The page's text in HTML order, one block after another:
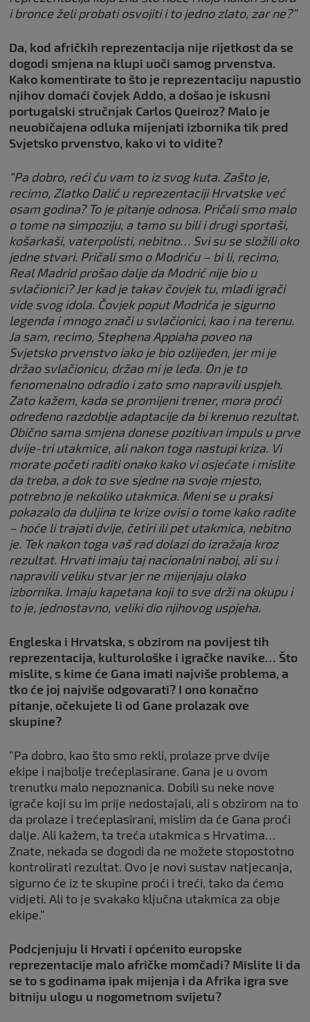
i bronce želi probati osvojiti i to jedno zlato, zar ne?”
Da, kod afričkih reprezentacija nije rijetkost da se
dogodi smjena na klupi uoči samog prvenstva.
Kako komentirate to što je reprezentaciju napustio
njihov domaći čovjek Addo, a došao je iskusni
portugalski stručnjak Carlos Queiroz? Malo je
neuobičajena odluka mijenjati izbornika tik pred
Svjetsko prvenstvo, kako vi to vidite?
“Pa dobro, reći ću vam to iz svog kuta. Zašto je,
recimo, Zlatko Dalić u reprezentaciji Hrvatske već
osam godina? To je pitanje odnosa. Pričali smo malo
o tome na simpoziju, a tamo su bili i drugi sportaši,
košarkaši, vaterpolisti, nebitno… Svi su se složili oko
jedne stvari. Pričali smo o Modriću – bi li, recimo,
Real Madrid prošao dalje da Modrić nije bio u
svlačionici? Jer kad je takav čovjek tu, mlađi igrači
vide svog idola. Čovjek poput Modrića je sigurno
legenda i mnogo znači u svlačionici, kao i na terenu.
Ja sam, recimo, Stephena Appiaha poveo na
Svjetsko prvenstvo iako je bio ozlijeđen, jer mi je
držao svlačionicu, držao mi je leđa. On je to
fenomenalno odradio i zato smo napravili uspjeh.
Zato kažem, kada se promijeni trener, mora proći
određeno razdoblje adaptacije da bi krenuo rezultat.
Obično sama smjena donese pozitivan impuls u prve
dvije-tri utakmice, ali nakon toga nastupi kriza. Vi
morate početi raditi onako kako vi osjećate i mislite
da treba, a dok to sve sjedne na svoje mjesto,
potrebno je nekoliko utakmica. Meni se u praksi
pokazalo da duljina te krize ovisi o tome kako radite
– hoće li trajati dvije, četiri ili pet utakmica, nebitno
je. Tek nakon toga vaš rad dolazi do izražaja kroz
rezultat. Hrvati imaju taj nacionalni naboj, ali su i
napravili veliku stvar jer ne mijenjaju olako
izbornika. Imaju kapetana koji to sve drži na okupu i
to je, jednostavno, veliki dio njihovog uspjeha.
Engleska i Hrvatska, s obzirom na povijest tih
reprezentacija, kulturološke i igračke navike… Što
mislite, s kime će Gana imati najviše problema, a
tko će joj najviše odgovarati? I ono konačno
pitanje, očekujete li od Gane prolazak ove
skupine?
“Pa dobro, kao što smo rekli, prolaze prve dvije
ekipe i najbolje trećeplasirane. Gana je u ovom
trenutku malo nepoznanica. Dobili su neke nove
igrače koji su im prije nedostajali, ali s obzirom na to
da prolaze i trećeplasirani, mislim da će Gana proći
dalje. Ali kažem, ta treća utakmica s Hrvatima…
Znate, nekada se dogodi da ne možete stopostotno
kontrolirati rezultat. Ovo je novi sustav natjecanja,
sigurno će iz te skupine proći i treći, tako da ćemo
vidjeti. Ali to je svakako ključna utakmica za obje
ekipe.”
Podcjenjuju li Hrvati i općenito europske
reprezentacije malo afričke momčadi? Mislite li da
se to s godinama ipak mijenja i da Afrika igra sve
bitniju ulogu u nogometnom svijetu?